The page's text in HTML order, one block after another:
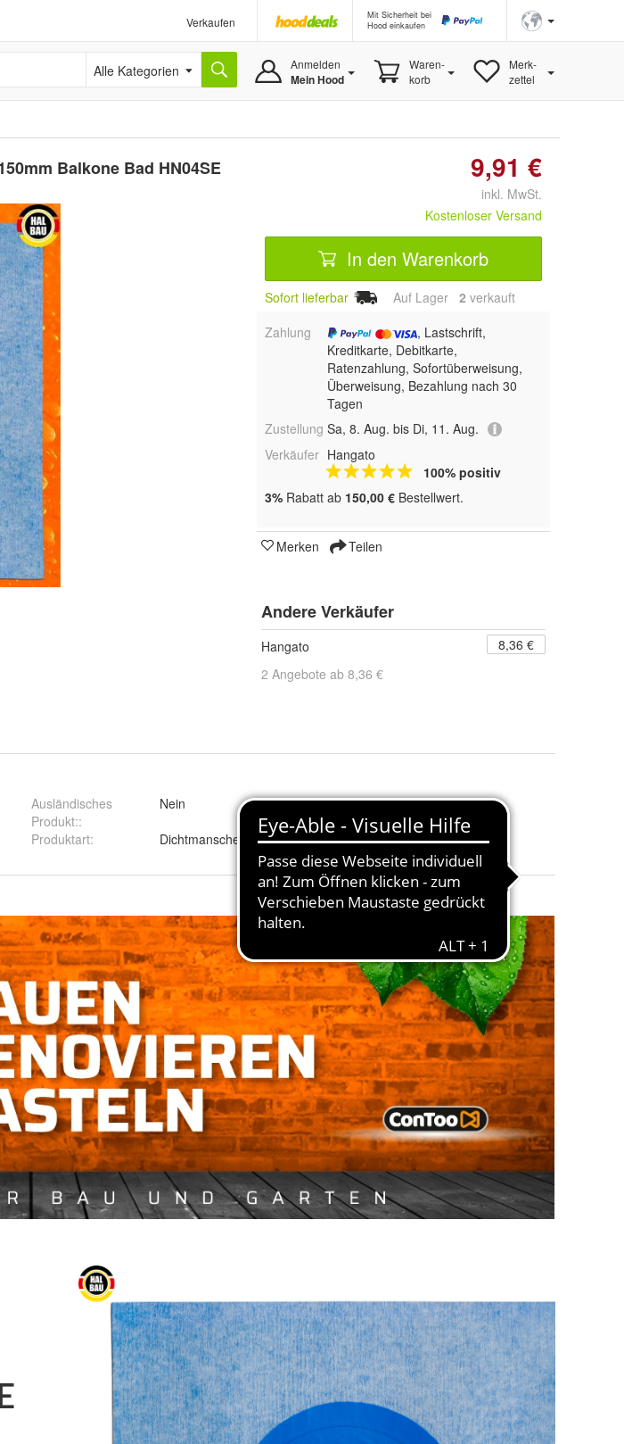
Verkaufen
Mit Sicherheit bei
Hood einkaufen
Alle Kategorien Anmelden
Mein Hood
Waren-
korb
Merk-
zettel
Balkone Bad HN04SE 9,91 €
inkl. MwSt.
Kostenloser Versand
In den Warenkorb
Sofort lieferbar Auf Lager 2 verkauft
Zahlung
, Lastschrift,
Kreditkarte, Debitkarte,
Ratenzahlung, Sofortüberweisung,
Überweisung, Bezahlung nach 30
Tagen
Zustellung Sa, 8. Aug. bis Di, 11. Aug.
Verkäufer Hangato
100% positiv
3% Rabatt ab 150,00 € Bestellwert.
Merken Teilen
Andere Verkäufer
Hangato
8,36 €
2 Angebote ab 8,36 €
Ausländisches
Produkt::
Nein
Produktart: Dichtmanschette Abdichtung
Material: Elastomer